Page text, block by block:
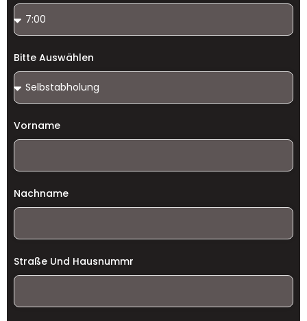
Bitte Auswählen
Vorname
Nachname
Straße Und Hausnummr